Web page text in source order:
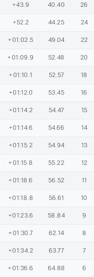
+43.9 40.40 26
+52.2 44.25 24
+01:02.5 49.04 22
+01:09.9 52.48 20
+01:10.1 52.57 18
+01:12.0 53.45 16
+01:14.2 54.47 15
+01:14.6 54.66 14
+01:15.2 54.94 13
+01:15.8 55.22 12
+01:18.6 56.52 11
+01:18.8 56.61 10
+01:23.6 58.84 9
+01:30.7 62.14 8
+01:34.2 63.77 7
+01:36.6 64.88 6